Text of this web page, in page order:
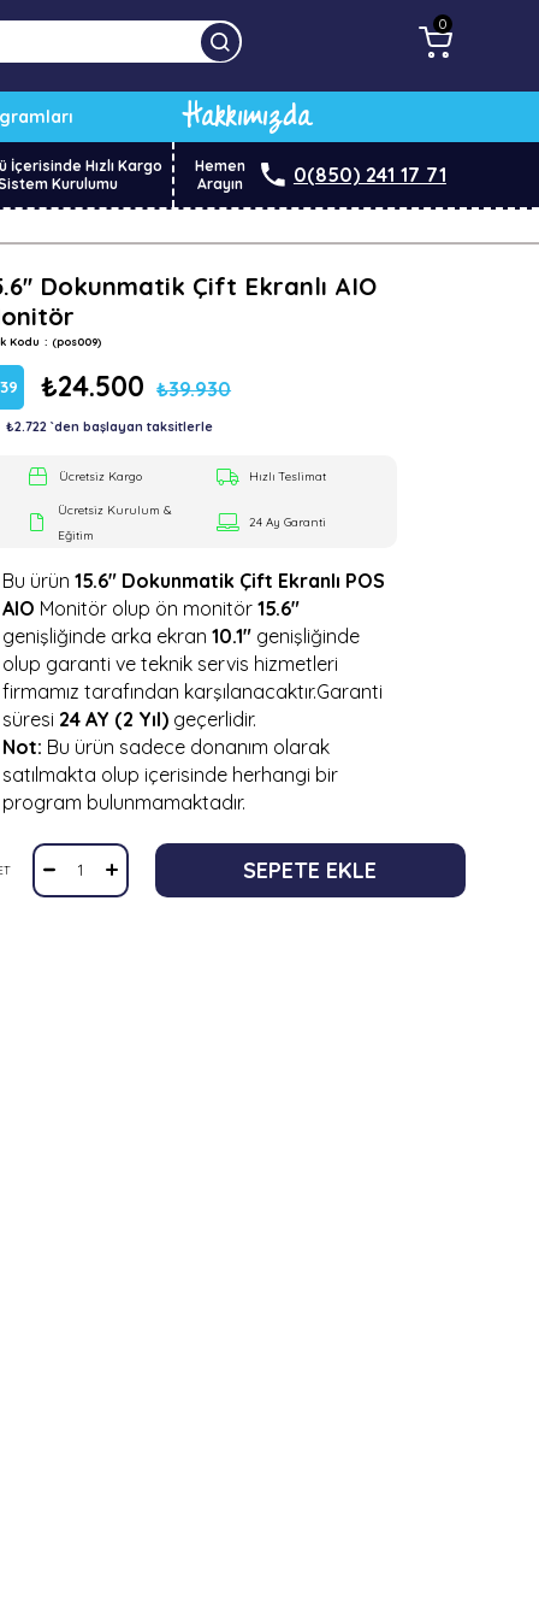
0
Hakkımızda
İçerisinde Hızlı Kargo
Kurulumu
Hemen
Arayın
0(850) 241 17 71
Dokunmatik Çift Ekranlı AIO
Kodu (pos009)
39 ₺39.930
₺24.500
₺2.722 `den başlayan taksitlerle
Ücretsiz Kargo Hızlı Teslimat
Ücretsiz Kurulum &
Eğitim
24 Ay Garanti
Bu ürün 15.6" Dokunmatik Çift Ekranlı POS
AIO Monitör olup ön monitör 15.6"
genişliğinde arka ekran 10.1"genişliğinde
olup garanti ve teknik servis hizmetleri
firmamız tarafından karşılanacaktır.Garanti
süresi 24 AY (2 Yıl) geçerlidir.
Not: Bu ürün sadece donanım olarak
satılmakta olup içerisinde herhangi bir
program bulunmamaktadır.